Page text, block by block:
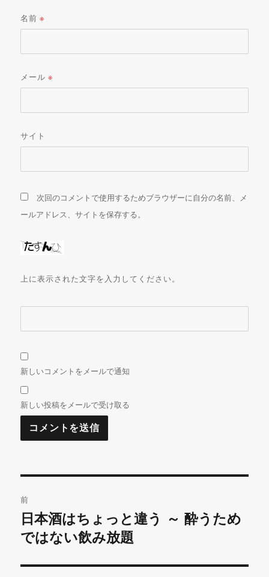
名前※
メール※
サイト
次回のコメントで使用するためブラウザーに自分の名前、メ
ールアドレス、サイトを保存する。
上に表示された文字を入力してください。
新しいコメントをメールで通知
新しい投稿をメールで受け取る
稿
ナ
ビ
前
前
の
稿:
日本酒はちょっと違う ～ 酔うため
ではない飲み放題